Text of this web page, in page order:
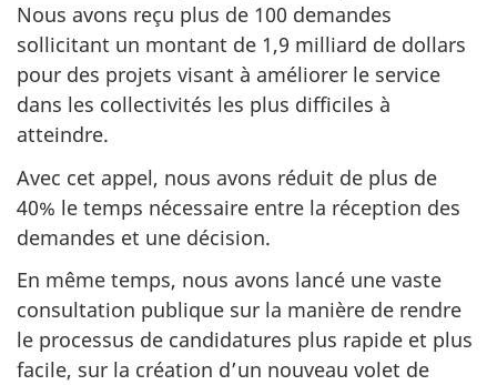
Nous avons reçu plus de 100 demandes
sollicitant un montant de 1,9 milliard de dollars
pour des projets visant à améliorer le service
dans les collectivités les plus difficiles à
atteindre.
Avec cet appel, nous avons réduit de plus de
40% le temps nécessaire entre la réception des
demandes et une décision.
En même temps, nous avons lancé une vaste
consultation publique sur la manière de rendre
le processus de candidatures plus rapide et plus
facile, sur la création d’un nouveau volet de